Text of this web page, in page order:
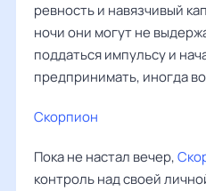
ревность и навязчивый
ночи они могут не
поддаться импульсу и
предпринимать, иногда
Скорпион
Пока не настал вечер,
контроль над своей